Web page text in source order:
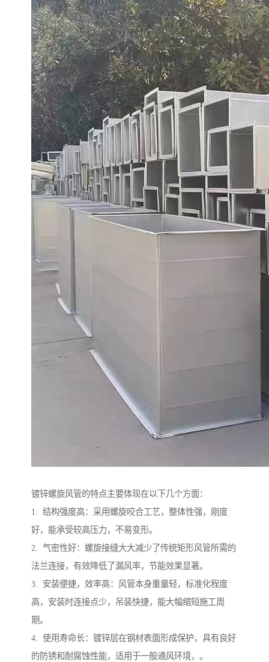
镀锌螺旋风管的特点主要体现在以下几个方面：
1. 结构强度高：采用螺旋咬合工艺，整体性强，刚度
好，能承受较高压力，不易变形。
2. 气密性好：螺旋接缝大大减少了传统矩形风管所需的
法兰连接，有效降低了漏风率，节能效果显著。
3. 安装便捷，效率高：风管本身重量轻，标准化程度
高，安装时连接点少，吊装快捷，能大幅缩短施工周
期。
4. 使用寿命长：镀锌层在钢材表面形成保护，具有良好
的防锈和耐腐蚀性能，适用于一般通风环境，。